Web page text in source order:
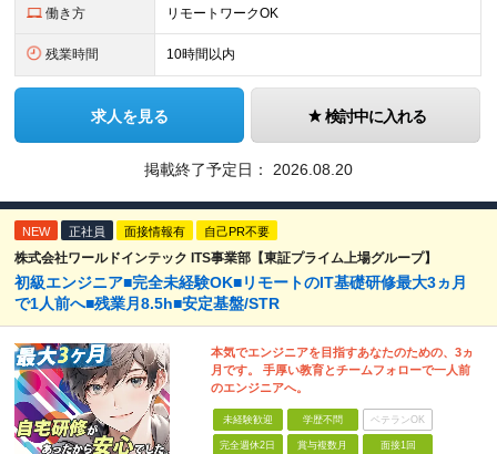
働き方 リモートワークOK
残業時間 10時間以内
求人を見る 検討中に入れる
掲載終了予定日： 2026.08.20
NEW 正社員 面接情報有 自己PR不要
株式会社ワールドインテック ITS事業部【東証プライム上場グループ】
初級エンジニア■完全未経験OK■リモートのIT基礎研修最大3ヵ月
で1人前へ■残業月8.5h■安定基盤/STR
本気でエンジニアを目指すあなたのための、3ヵ
月です。 手厚い教育とチームフォローで一人前
のエンジニアへ。
未経験歓迎 学歴不問 ベテランOK
完全週休2日 賞与複数月 面接1回